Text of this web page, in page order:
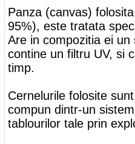
Panza (canvas)
95%), este tratata
Are in compozitia ei
contine un filtru UV, si
timp.
Cernelurile folosite
compun dintr-un
tablourilor tale prin